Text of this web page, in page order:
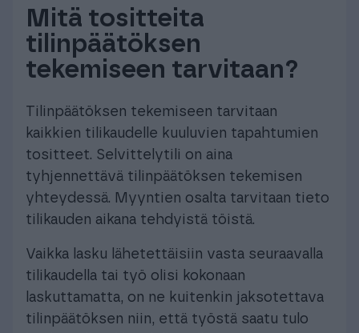
Mitä tositteita
tilinpäätöksen
tekemiseen tarvitaan?
Tilinpäätöksen tekemiseen tarvitaan
kaikkien tilikaudelle kuuluvien tapahtumien
tositteet. Selvittelytili on aina
tyhjennettävä tilinpäätöksen tekemisen
yhteydessä. Myyntien osalta tarvitaan tieto
tilikauden aikana tehdyistä töistä.
Vaikka lasku lähetettäisiin vasta seuraavalla
tilikaudella tai työ olisi kokonaan
laskuttamatta, on ne kuitenkin jaksotettava
tilinpäätöksen niin, että työstä saatu tulo